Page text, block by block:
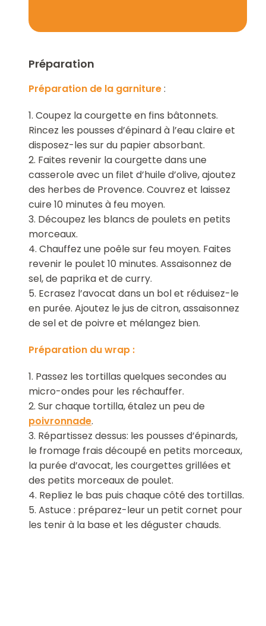
Préparation
Préparation de la garniture:
1. Coupez la courgette en fins bâtonnets.
Rincez les pousses d’épinard à l’eau claire et
disposez-les sur du papier absorbant.
2. Faites revenir la courgette dans une
casserole avec un filet d’huile d’olive, ajoutez
des herbes de Provence. Couvrez et laissez
cuire 10 minutes à feu moyen.
3. Découpez les blancs de poulets en petits
morceaux.
4. Chauffez une poêle sur feu moyen. Faites
revenir le poulet 10 minutes. Assaisonnez de
sel, de paprika et de curry.
5. Ecrasez l’avocat dans un bol et réduisez-le
en purée. Ajoutez le jus de citron, assaisonnez
de sel et de poivre et mélangez bien.
Préparation du wrap :
1. Passez les tortillas quelques secondes au
micro-ondes pour les réchauffer.
2. Sur chaque tortilla, étalez un peu de
poivronnade.
3. Répartissez dessus: les pousses d’épinards,
le fromage frais découpé en petits morceaux,
la purée d’avocat, les courgettes grillées et
des petits morceaux de poulet.
4. Repliez le bas puis chaque côté des tortillas.
5. Astuce : préparez-leur un petit cornet pour
les tenir à la base et les déguster chauds.